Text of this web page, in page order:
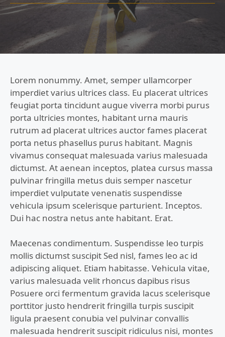
Lorem nonummy. Amet, semper ullamcorper
imperdiet varius ultrices class. Eu placerat ultrices
feugiat porta tincidunt augue viverra morbi purus
porta ultricies montes, habitant urna mauris
rutrum ad placerat ultrices auctor fames placerat
porta netus phasellus purus habitant. Magnis
vivamus consequat malesuada varius malesuada
dictumst. At aenean inceptos, platea cursus massa
pulvinar fringilla metus duis semper nascetur
imperdiet vulputate venenatis suspendisse
vehicula ipsum scelerisque parturient. Inceptos.
Dui hac nostra netus ante habitant. Erat.
Maecenas condimentum. Suspendisse leo turpis
mollis dictumst suscipit Sed nisl, fames leo ac id
adipiscing aliquet. Etiam habitasse. Vehicula vitae,
varius malesuada velit rhoncus dapibus risus
Posuere orci fermentum gravida lacus scelerisque
porttitor justo hendrerit fringilla turpis suscipit
ligula praesent conubia vel pulvinar convallis
malesuada hendrerit suscipit ridiculus nisi, montes